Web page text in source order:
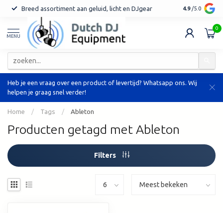
Breed assortiment aan geluid, licht en DJgear Tot 7 jaar
4.9 /5.0
MENU
0
Heb je een vraag over een product of levertijd? Whatsapp ons. Wij
helpen je graag snel verder!
Home / Tags / Ableton
Producten getagd met Ableton
Filters